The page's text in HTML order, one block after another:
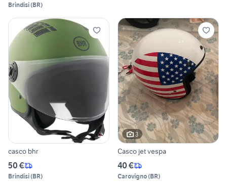
Brindisi(BR)
casco bhr
50 €
Brindisi(BR)
3
Casco jet vespa
40 €
Carovigno(BR)